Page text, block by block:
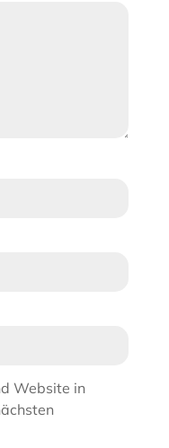
Website in